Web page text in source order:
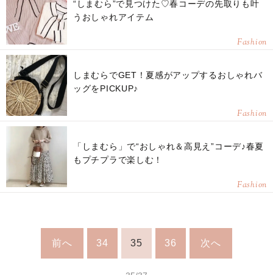
“しまむら”で見つけた♡春コーデの先取りも叶
うおしゃれアイテム
Fashion
しまむらでGET！夏感がアップするおしゃれバ
ッグをPICKUP♪
Fashion
「しまむら」で“おしゃれ＆高見え”コーデ♪春夏
もプチプラで楽しむ！
Fashion
前へ 34 35 36 次へ